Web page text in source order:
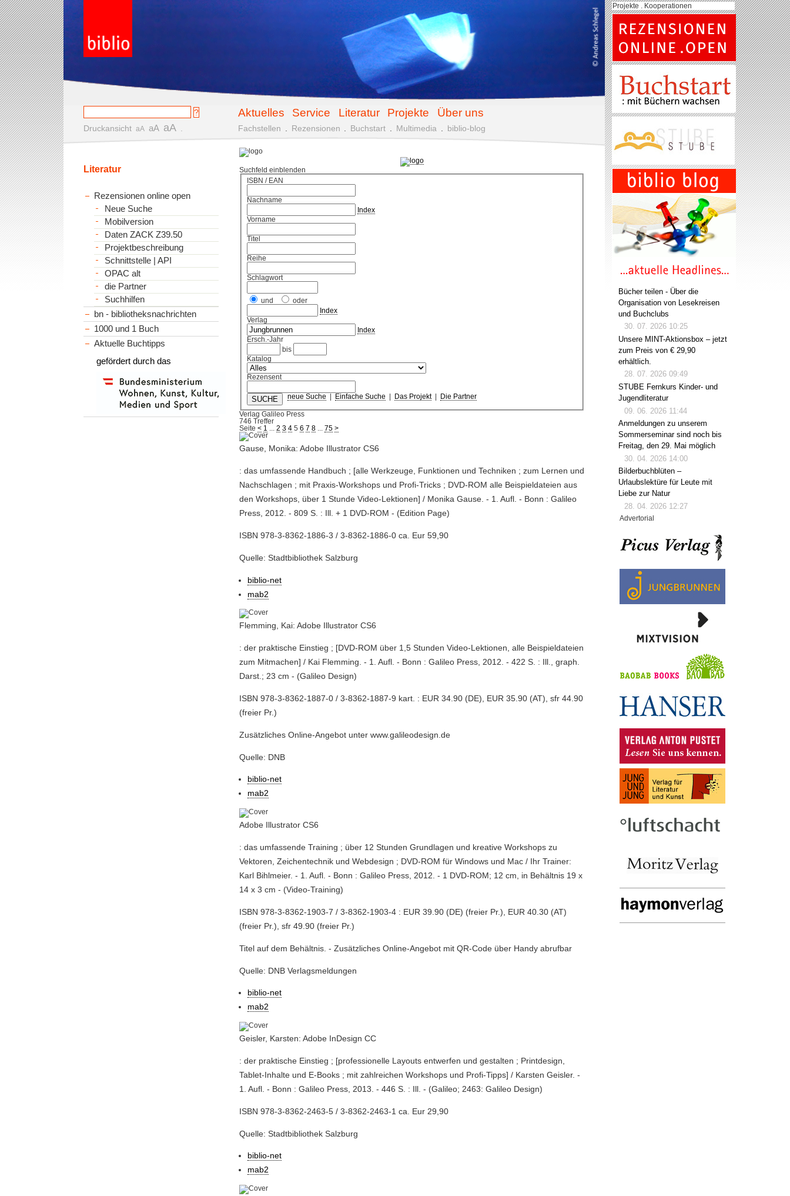
Aktuelles Service Literatur Projekte Über uns
Druckansicht aA aA aA Fachstellen Rezensionen Buchstart Multimedia biblio-blog
Suchfeld einblenden
ISBN / EAN
Nachname
Index
Vorname
Titel
Reihe
Schlagwort
und
oder
Index
Verlag
Index
Ersch.-Jahr
bis
Katalog
Rezensent
neue Suche Einfache Suche Das Projekt| Die Partner
Verlag Galileo Press
746 Treffer
Seite< 1 ...2 3 4 5 6 7 8 75 >
Gause, Monika: Adobe Illustrator CS6
: das umfassende Handbuch ; [alle Werkzeuge, Funktionen und Techniken ; zum Lernen und
Nachschlagen ; mit Praxis-Workshops und Profi-Tricks ; DVD-ROM alle Beispieldateien aus
den Workshops, über 1 Stunde Video-Lektionen] / Monika Gause. - 1. Aufl. - Bonn : Galileo
Press, 2012. - 809 S. : Ill. + 1 DVD-ROM - (Edition Page)
ISBN 978-3-8362-1886-3 / 3-8362-1886-0 ca. Eur 59,90
Quelle: Stadtbibliothek Salzburg
biblio-net
mab2
Flemming, Kai: Adobe Illustrator CS6
: der praktische Einstieg ; [DVD-ROM über 1,5 Stunden Video-Lektionen, alle Beispieldateien
zum Mitmachen] / Kai Flemming. - 1. Aufl. - Bonn : Galileo Press, 2012. - 422 S. : Ill., graph.
Darst.; 23 cm - (Galileo Design)
ISBN 978-3-8362-1887-0 / 3-8362-1887-9 kart. : EUR 34.90 (DE), EUR 35.90 (AT), sfr 44.90
(freier Pr.)
Zusätzliches Online-Angebot unter www.galileodesign.de
Quelle: DNB
biblio-net
mab2
Adobe Illustrator CS6
: das umfassende Training ; über 12 Stunden Grundlagen und kreative Workshops zu
Vektoren, Zeichentechnik und Webdesign ; DVD-ROM für Windows und Mac / Ihr Trainer:
Karl Bihlmeier. - 1. Aufl. - Bonn : Galileo Press, 2012. - 1 DVD-ROM; 12 cm, in Behältnis 19 x
14 x 3 cm - (Video-Training)
ISBN 978-3-8362-1903-7 / 3-8362-1903-4 : EUR 39.90 (DE) (freier Pr.), EUR 40.30 (AT)
(freier Pr.), sfr 49.90 (freier Pr.)
Titel auf dem Behältnis. - Zusätzliches Online-Angebot mit QR-Code über Handy abrufbar
Quelle: DNB Verlagsmeldungen
biblio-net
mab2
Geisler, Karsten: Adobe InDesign CC
: der praktische Einstieg ; [professionelle Layouts entwerfen und gestalten ; Printdesign,
Tablet-Inhalte und E-Books ; mit zahlreichen Workshops und Profi-Tipps] / Karsten Geisler. -
1. Aufl. - Bonn : Galileo Press, 2013. - 446 S. : Ill. - (Galileo; 2463: Galileo Design)
ISBN 978-3-8362-2463-5 / 3-8362-2463-1 ca. Eur 29,90
Quelle: Stadtbibliothek Salzburg
biblio-net
mab2
Literatur
Rezensionen online open
Neue Suche
Mobilversion
Daten ZACK Z39.50
Projektbeschreibung
Schnittstelle | API
OPAC alt
die Partner
Suchhilfen
bn - bibliotheksnachrichten
1000 und 1 Buch
Aktuelle Buchtipps
gefördert durch das
Projekte . Kooperationen
Bücher teilen - Über die
Organisation von Lesekreisen
und Buchclubs
30. 07. 2026 10:25
Unsere MINT-Aktionsbox – jetzt
zum Preis von € 29,90
erhältlich.
28. 07. 2026 09:49
STUBE Fernkurs Kinder- und
Jugendliteratur
09. 06. 2026 11:44
Anmeldungen zu unserem
Sommerseminar sind noch bis
Freitag, den 29. Mai möglich
30. 04. 2026 14:00
Bilderbuchblüten –
Urlaubslektüre für Leute mit
Liebe zur Natur
28. 04. 2026 12:27
Advertorial